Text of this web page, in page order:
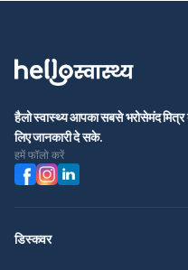
हैलो स्वास्थ्य आपका सबसे भरोसेमंद मित्र
लिए जानकारी दे सके.
हमें फॉलो करें
डिस्कवर